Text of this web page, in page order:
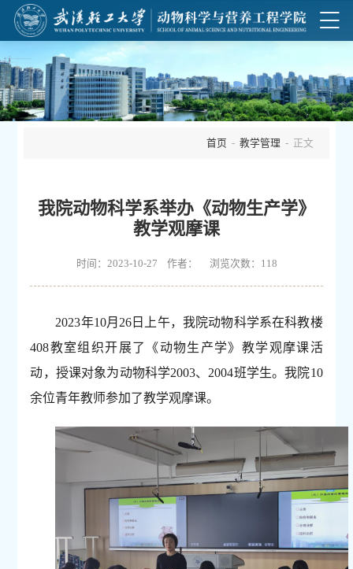
首页 - 教学管理 - 正文
我院动物科学系举办《动物生产学》
教学观摩课
时间：2023-10-27 作者： 浏览次数： 118
2023年10月26日上午，我院动物科学系在科教楼
408教室组织开展了《动物生产学》教学观摩课活
动，授课对象为动物科学2003、2004班学生。我院10
余位青年教师参加了教学观摩课。